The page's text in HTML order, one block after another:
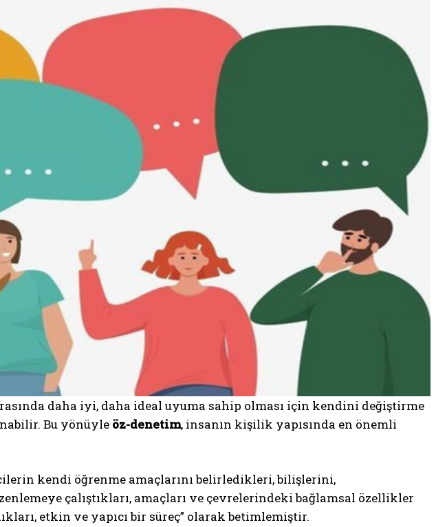
daha iyi, daha ideal uyuma sahip olması için kendini değiştirme
Bu yönüyle öz-denetim, insanın kişilik yapısında en önemli
kendi öğrenme amaçlarını belirledikleri, bilişlerini,
çalıştıkları, amaçları ve çevrelerindeki bağlamsal özellikler
etkin ve yapıcı bir süreç” olarak betimlemiştir.